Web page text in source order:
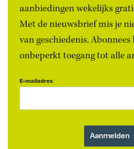
aanbiedingen wekelijks
Met de nieuwsbrief mis je
van geschiedenis.
onbeperkt toegang tot alle
E-mailadres